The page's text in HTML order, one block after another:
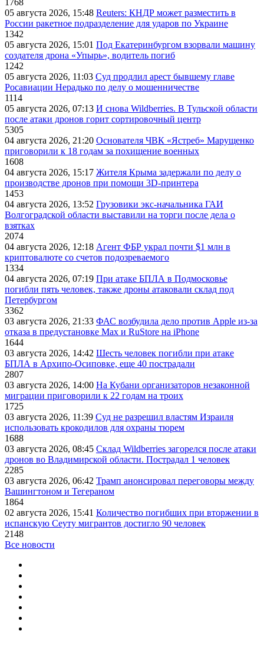
1768
05 августа 2026, 15:48 Reuters: КНДР может разместить в
России ракетное подразделение для ударов по Украине
1342
05 августа 2026, 15:01 Под Екатеринбургом взорвали машину
создателя дрона «Упырь», водитель погиб
1242
05 августа 2026, 11:03 Суд продлил арест бывшему главе
Росавиации Нерадько по делу о мошенничестве
1114
05 августа 2026, 07:13 И снова Wildberries. В Тульской области
после атаки дронов горит сортировочный центр
5305
04 августа 2026, 21:20 Основателя ЧВК «Ястреб» Марущенко
приговорили к 18 годам за похищение военных
1608
04 августа 2026, 15:17 Жителя Крыма задержали по делу о
производстве дронов при помощи 3D‑принтера
1453
04 августа 2026, 13:52 Грузовики экс-начальника ГАИ
Волгоградской области выставили на торги после дела о
взятках
2074
04 августа 2026, 12:18 Агент ФБР украл почти $1 млн в
криптовалюте со счетов подозреваемого
1334
04 августа 2026, 07:19 При атаке БПЛА в Подмосковье
погибли пять человек, также дроны атаковали склад под
Петербургом
3362
03 августа 2026, 21:33 ФАС возбудила дело против Apple из-за
отказа в предустановке Max и RuStore на iPhone
1644
03 августа 2026, 14:42 Шесть человек погибли при атаке
БПЛА в Архипо-Осиповке, еще 40 пострадали
2807
03 августа 2026, 14:00 На Кубани организаторов незаконной
миграции приговорили к 22 годам на троих
1725
03 августа 2026, 11:39 Суд не разрешил властям Израиля
использовать крокодилов для охраны тюрем
1688
03 августа 2026, 08:45 Склад Wildberries загорелся после атаки
дронов во Владимирской области. Пострадал 1 человек
2285
03 августа 2026, 06:42 Трамп анонсировал переговоры между
Вашингтоном и Тегераном
1864
02 августа 2026, 15:41 Количество погибших при вторжении в
испанскую Сеуту мигрантов достигло 90 человек
2148
Все новости